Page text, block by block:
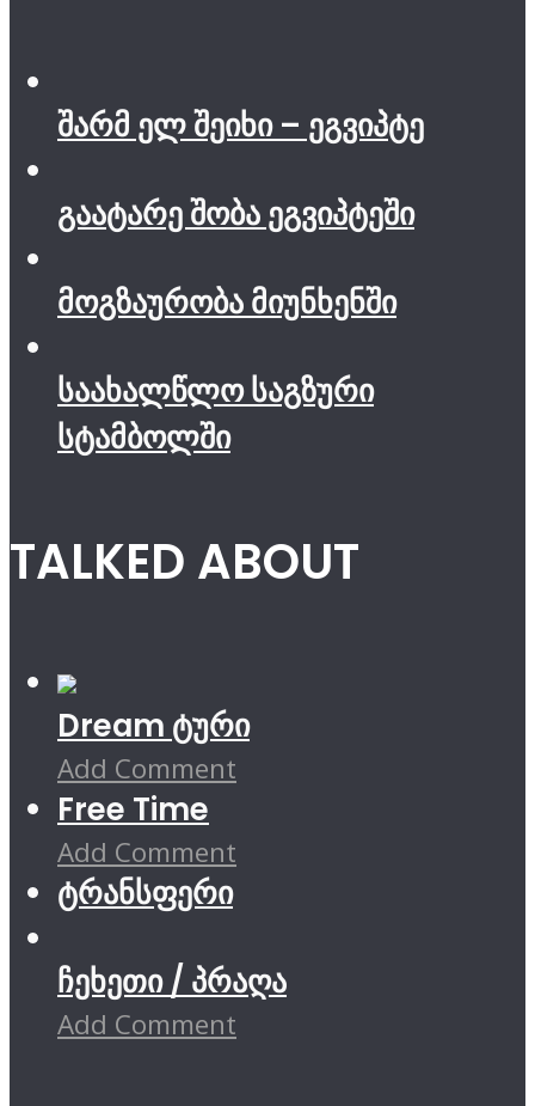
შარმ ელ შეიხი – ეგვიპტე
გაატარე შობა ეგვიპტეში
მოგზაურობა მიუნხენში
საახალწლო საგზური
სტამბოლში
TALKED ABOUT
Dream ტური
Add Comment
Free Time
Add Comment
ტრანსფერი
ჩეხეთი / პრაღა
Add Comment